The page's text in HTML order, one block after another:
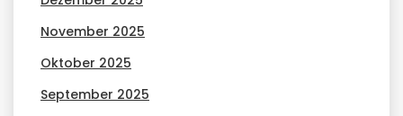
November 2025
Oktober 2025
September 2025